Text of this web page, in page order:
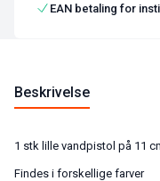
EAN betaling for
Beskrivelse
1 stk lille vandpistol på 11
Findes i forskellige farver